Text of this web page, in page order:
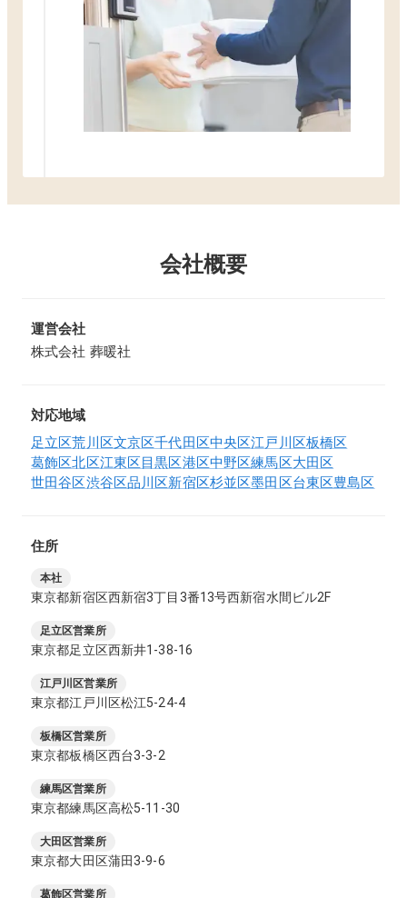
会社概要
運営会社
株式会社 葬暖社
対応地域
足立区荒川区文京区千代田区中央区江戸川区板橋区
葛飾区北区江東区目黒区港区中野区練馬区大田区
世田谷区渋谷区品川区新宿区杉並区墨田区台東区豊島区
住所
本社
東京都新宿区西新宿3丁目3番13号西新宿水間ビル2F
足立区営業所
東京都足立区西新井1-38-16
江戸川区営業所
東京都江戸川区松江5-24-4
板橋区営業所
東京都板橋区西台3-3-2
練馬区営業所
東京都練馬区高松5-11-30
大田区営業所
東京都大田区蒲田3-9-6
葛飾区営業所